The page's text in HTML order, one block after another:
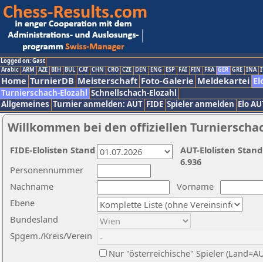
Logged on: Gast
Arabic ARM AZE BIH BUL CAT CHN CRO CZE DEN ENG ESP FAI FIN FRA GER GRE INA
Home TurnierDB Meisterschaft Foto-Galerie Meldekartei
Turnierschach-Elozahl Schnellschach-Elozahl
Allgemeines Turnier anmelden: AUT FIDE Spieler anmelden Elo
Willkommen bei den offiziellen
Nachname
Vorname
Ebene
Personennummer
Bundesland
Spgem./Kreis/Verein
Nur "österreichische" Spieler
AUT-Elolisten
6.936
FIDE-Elolisten Stand